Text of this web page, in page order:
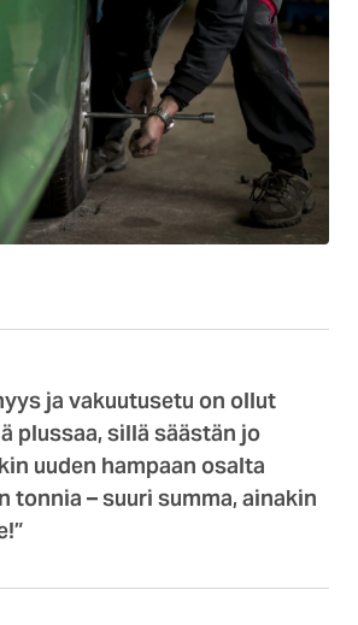
ja vakuutusetu on ollut
plussaa, sillä säästän jo
uuden hampaan osalta
tonnia – suuri summa, ainakin